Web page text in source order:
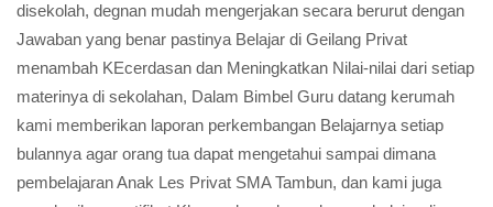
disekolah, degnan mudah mengerjakan secara berurut dengan
Jawaban yang benar pastinya Belajar di Geilang Privat
menambah KEcerdasan dan Meningkatkan Nilai-nilai dari setiap
materinya di sekolahan, Dalam Bimbel Guru datang kerumah
kami memberikan laporan perkembangan Belajarnya setiap
bulannya agar orang tua dapat mengetahui sampai dimana
pembelajaran Anak Les Privat SMA Tambun, dan kami juga